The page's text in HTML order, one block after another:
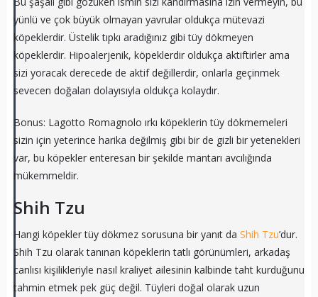
yünlü ve çok büyük olmayan yavrular oldukça mütevazi
köpeklerdir. Üstelik tıpkı aradığınız gibi tüy dökmeyen
köpeklerdir. Hipoalerjenik, köpeklerdir oldukça aktiftirler ama
sizi yoracak derecede de aktif değillerdir, onlarla geçinmek
sevecen doğaları dolayısıyla oldukça kolaydır.
Bonus: Lagotto Romagnolo ırkı köpeklerin tüy dökmemeleri
sizin için yeterince harika değilmiş gibi bir de gizli bir yetenekleri
var, bu köpekler enteresan bir şekilde mantarı avcılığında
mükemmeldir.
Shih Tzu
Hangi köpekler tüy dökmez sorusuna bir yanıt da Shih Tzu’dur.
Shih Tzu olarak tanınan köpeklerin tatlı görünümleri, arkadaş
canlısı kişilikleriyle nasıl kraliyet ailesinin kalbinde taht kurduğunu
tahmin etmek pek güç değil. Tüyleri doğal olarak uzun